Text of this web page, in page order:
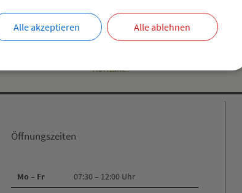
Kontakt
Öffnungszeiten
Mo – Fr
07:30 – 12:00 Uhr
Alle akzeptieren Alle ablehnen